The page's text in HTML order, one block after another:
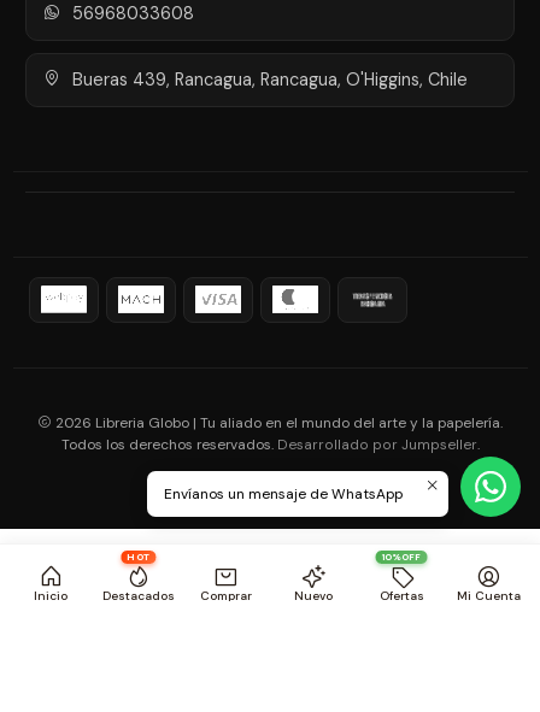
Inicio
HOT
Destacados Comprar Nuevo
10%OFF
Ofertas Mi Cuenta
56968033608
Bueras 439, Rancagua, Rancagua, O'Higgins, Chile
2026 Libreria Globo | Tu aliado en el mundo del arte y la papelería.
Todos los derechos reservados. Desarrollado por Jumpseller.
Envíanos un mensaje de WhatsApp